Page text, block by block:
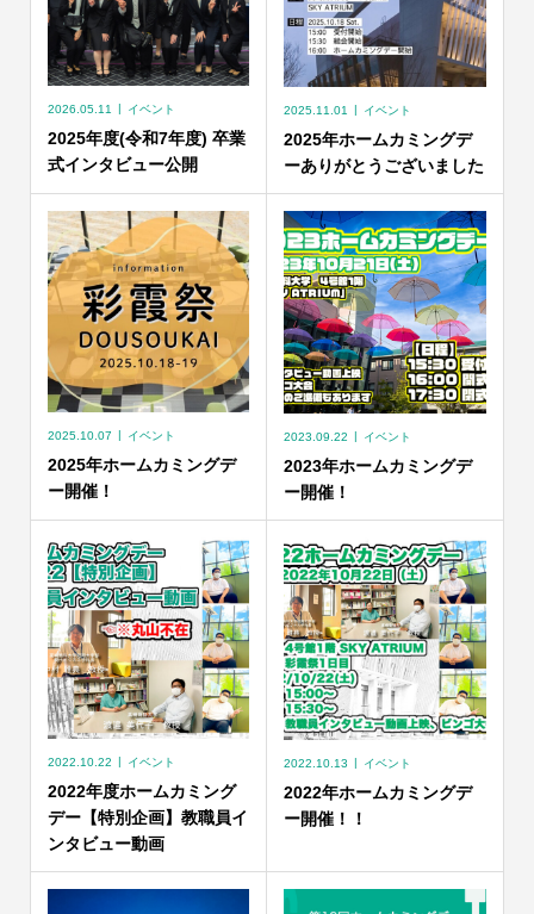
2026.05.11 イベント
2025年度(令和7年度) 卒業
式インタビュー公開
2025.11.01 イベント
2025年ホームカミングデ
ーありがとうございました
2025.10.07 イベント
2025年ホームカミングデ
ー開催！
2023.09.22 イベント
2023年ホームカミングデ
ー開催！
2022.10.22 イベント
2022年度ホームカミング
デー【特別企画】教職員イ
ンタビュー動画
2022.10.13 イベント
2022年ホームカミングデ
ー開催！！